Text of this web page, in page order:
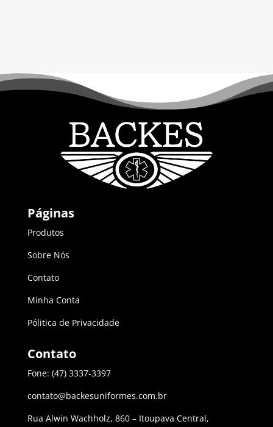
Páginas
Produtos
Sobre Nós
Contato
Minha Conta
Pólitica de Privacidade
Contato
Fone: (47) 3337-3397
contato@backesuniformes.com.br
Rua Alwin Wachholz, 860 – Itoupava Central,